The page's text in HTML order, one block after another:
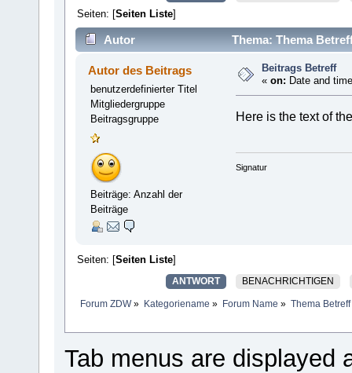
Seiten: [Seiten Liste]
Autor Thema: Thema
Autor des Beitrags
benutzerdefinierter Titel
Mitgliedergruppe
Beitragsgruppe
Beiträge: Anzahl der
Beiträge
Beitrags Betreff
« on: Date and
Here is the text of
Signatur
Seiten: [Seiten Liste]
ANTWORT BENACHRICHTIGEN
Forum ZDW» Kategoriename » Forum Name » Thema Betreff
Tab menus are displayed